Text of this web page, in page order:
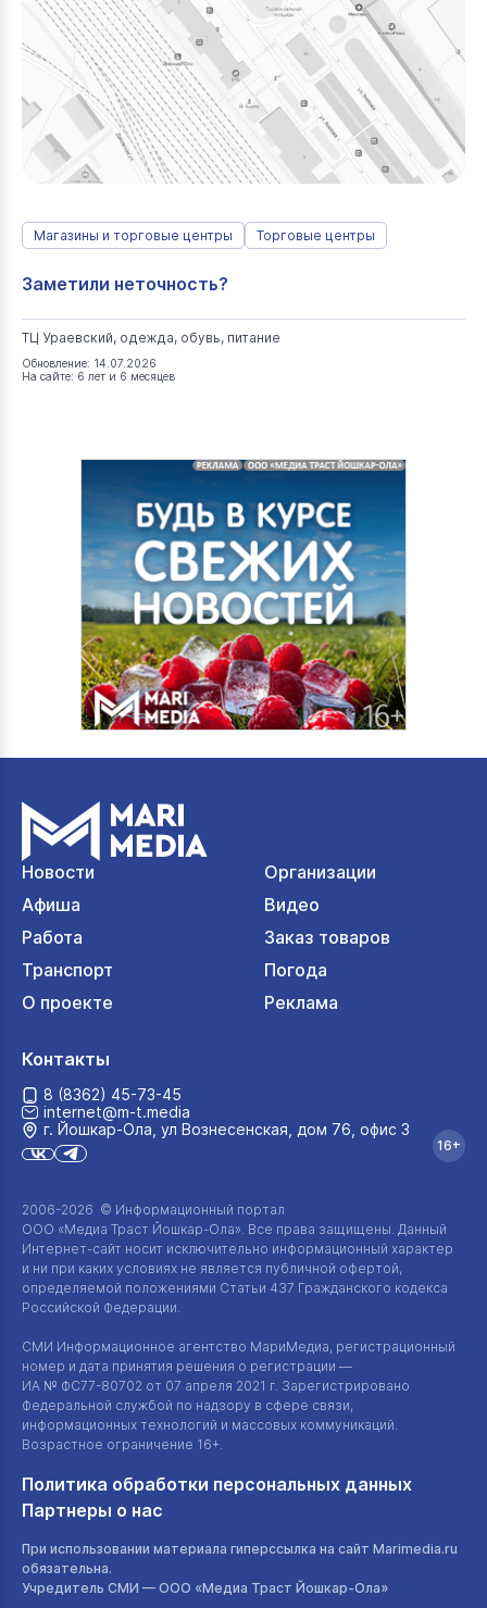
Магазины и торговые центры Торговые центры
Заметили неточность?
ТЦ Ураевский, одежда, обувь, питание
Обновление: 14.07.2026
На сайте: 6 лет и 6 месяцев
Новости
Организации
Афиша
Видео
Работа
Заказ товаров
Транспорт
Погода
О проекте
Реклама
2006-2026 © Информационный портал
ООО «Медиа Траст Йошкар-Ола». Все права защищены. Данный
Интернет-сайт носит исключительно информационный характер
и ни при каких условиях не является публичной офертой,
определяемой положениями Статьи 437 Гражданского кодекса
Российской Федерации.
СМИ Информационное агентство МариМедиа, регистрационный
номер и дата принятия решения о регистрации —
ИА № ФС77-80702 от 07 апреля 2021 г. Зарегистрировано
Федеральной службой по надзору в сфере связи,
информационных технологий и массовых коммуникаций.
Возрастное ограничение 16+.
Политика обработки персональных данных
Партнеры о нас
При использовании материала гиперссылка на сайт Marimedia.ru
обязательна.
Учредитель СМИ — ООО «Медиа Траст Йошкар-Ола»
Контакты
8 (8362) 45-73-45
internet@m-t.media
г. Йошкар‑Ола, ул Вознесенская, дом 76, офис 3
16+